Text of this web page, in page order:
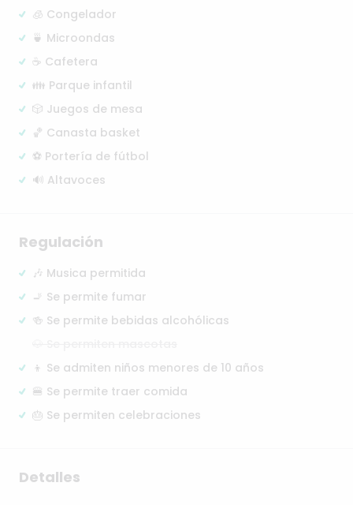
🧊 Congelador
🍵 Microondas
☕ Cafetera
👪 Parque infantil
🎲 Juegos de mesa
🏀 Canasta basket
⚽ Portería de fútbol
🔊 Altavoces
Regulación
🎶 Musica permitida
🚬 Se permite fumar
🍻 Se permite bebidas alcohólicas
👦 Se admiten niños menores de 10 años
🍔 Se permite traer comida
🎂 Se permiten celebraciones
Detalles